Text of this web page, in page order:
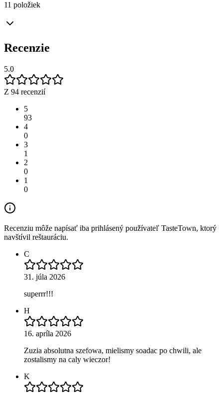
11 položiek
Recenzie
5.0
Z 94 recenzií
5
93
4
0
3
1
2
0
1
0
Recenziu môže napísať iba prihlásený používateľ TasteTown, ktorý
navštívil reštauráciu.
C
31. júla 2026
superrr!!!
H
16. apríla 2026
Zuzia absolutna szefowa, mielismy soadac po chwili, ale
zostalismy na caly wieczor!
K